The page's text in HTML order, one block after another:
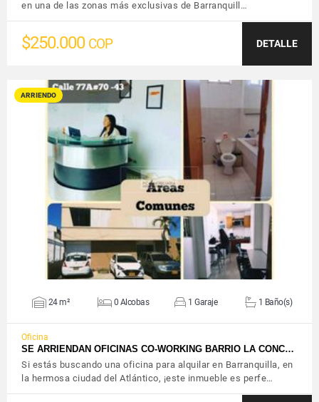
en una de las zonas más exclusivas de Barranquill…
$250.000 COP DETALLE
ARRIENDO
VER DETALLES
24 m² 0 Alcobas 1 Garaje 1 Baño(s)
Oficina
SE ARRIENDAN OFICINAS CO-WORKING BARRIO LA CONC…
Si estás buscando una oficina para alquilar en Barranquilla, en
la hermosa ciudad del Atlántico, ¡este inmueble es perfe…